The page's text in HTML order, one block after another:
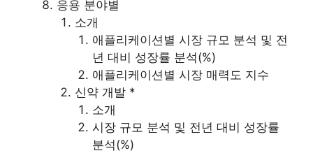
응용 분야별
소개
애플리케이션별 시장 규모 분석 및 전
년 대비 성장률 분석(%)
애플리케이션별 시장 매력도 지수
신약 개발 *
소개
시장 규모 분석 및 전년 대비 성장률
분석(%)